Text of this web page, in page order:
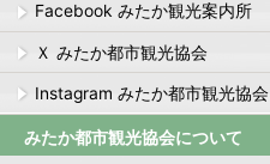
Facebook みたか観光案内所
Ｘ みたか都市観光協会
Instagram みたか都市観光協会
みたか都市観光協会について